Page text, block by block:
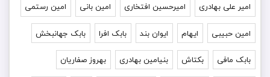
امیر علی بهادری امیرحسین افتخاری امین بانی امین رستمی
امین حبیبی ایهام ایوان بند بابک افرا بابک جهانبخش
بابک مافی بکتاش بنیامین بهادری بهروز صفاریان